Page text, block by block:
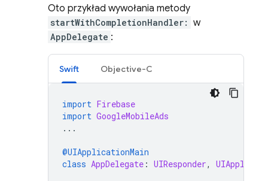
Oto przykład wywołania metody
startWithCompletionHandler: w
AppDelegate :
Swift Objective-C
import Firebase
import GoogleMobileAds
...
@UIApplicationMain
class AppDelegate : UIResponder,